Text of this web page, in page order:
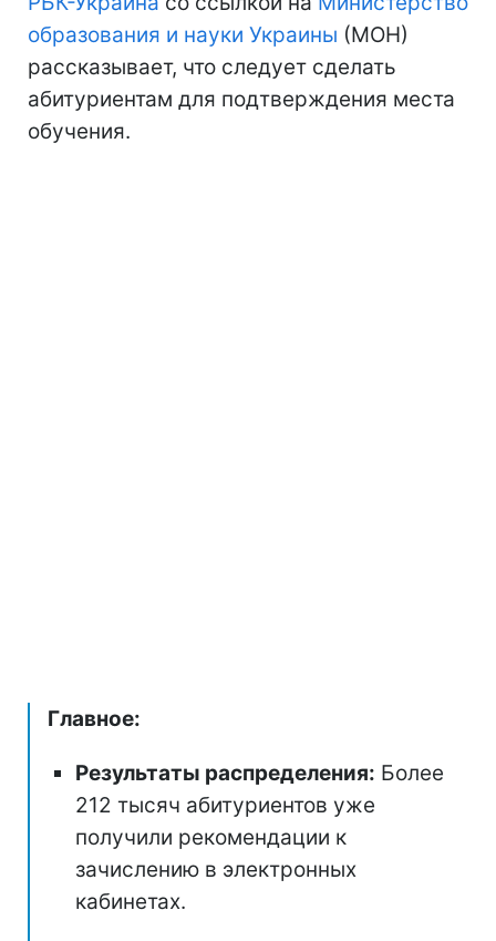
образования и науки Украины (МОН)
рассказывает, что следует сделать
абитуриентам для подтверждения места
обучения.
Главное:
Результаты распределения: Более
212 тысяч абитуриентов уже
получили рекомендации к
зачислению в электронных
кабинетах.